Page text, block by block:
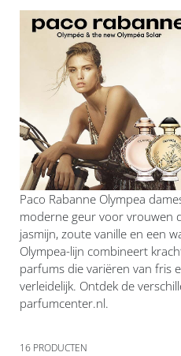
Paco Rabanne Olympea
moderne geur voor vrouwen
jasmijn, zoute vanille en een
Olympea-lijn combineert
parfums die variëren van fris
verleidelijk. Ontdek de
parfumcenter.nl.
16 PRODUCTEN